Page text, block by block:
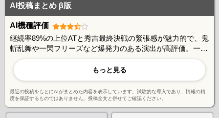
AI投稿まとめ β版
AI機種評価
継続率89%の上位ATと秀吉最終決戦の緊張感が魅力的で、鬼
斬乱舞や一閃フリーズなど爆発力のある演出が高評価。一方
で覚醒チャレンジの成功率の低さや、レア役を引けないと伸
び悩む点に課題を感じる声もある。鬼斬チャージの楽しさや
継続システムの奥深さは好評だが、引きに左右される側面も
指摘されている。
もっと見る
最近の投稿をもとにAIがまとめた内容を表示しています。試験的な導入であり、情報の精
度を保証するものではありません。投稿全文と併せてご確認ください。